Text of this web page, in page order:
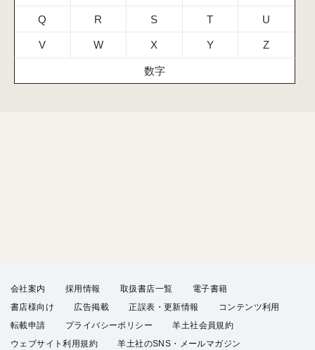
Q R S T U
V W X Y Z
数字
会社案内 採用情報 取扱書店一覧
電子書籍
書店様向け
広告掲載 正誤表・更新情報
コンテンツ利用
転載申請
プライバシーポリシー
羊土社会員規約
ウェブサイト利用規約
羊土社のSNS・メールマガジン